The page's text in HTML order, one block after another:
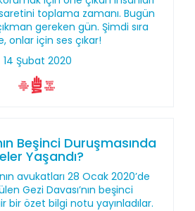
toplama zamanı. Bugün
gereken gün. Şimdi sıra
onlar için ses çıkar!
14 Şubat 2020
Beşinci Duruşmasında
Yaşandı?
avukatları 28 Ocak 2020’de
Gezi Davası’nın beşinci
bir özet bilgi notu yayınladılar.